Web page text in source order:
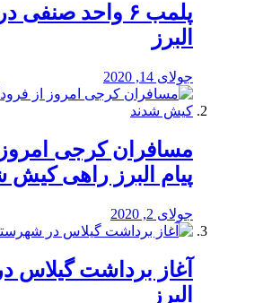
پلمب ۶ واحد
البرز
جولای 14, 2020
مسافران کرجی امروز
پیام البرز راهی کیش
جولای 2, 2020
آغاز برداشت گیلاس
البرز